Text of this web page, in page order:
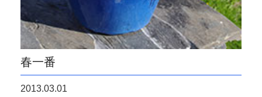
春一番
2013.03.01